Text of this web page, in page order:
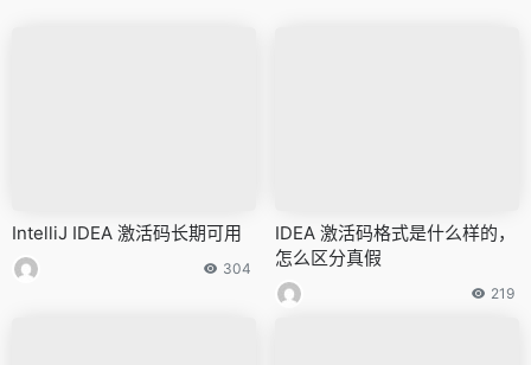
IntelliJ IDEA 激活码长期可用
304
IDEA 激活码格式是什么样的，
怎么区分真假
219